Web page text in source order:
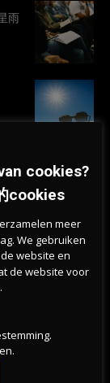
雨
cookies?
cookies
meer
We gebruiken
website en
de website voor